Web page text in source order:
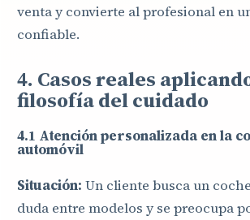
venta y convierte al profesional en
confiable.
4. Casos reales
filosofía del cuidado
4.1 Atención personalizada en la
automóvil
Situación: Un cliente busca un
duda entre modelos y se preocupa